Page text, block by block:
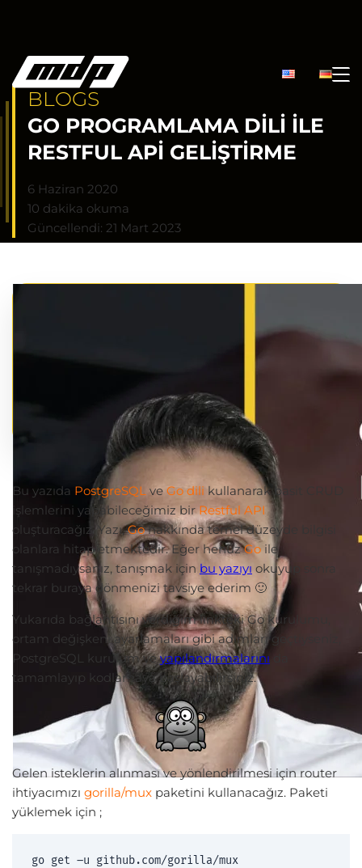
BLOGS
GO PROGRAMLAMA DILI ILE
RESTFUL API GELIŞTIRME
6 Haziran 2020
10 dakika okuma
Güncellendi: 21 Mart 2023
Bu yazıda PostgreSQL ve Go dili kullanarak basit CRUD
işlemlerini yapabileceğimiz birRestful API
oluşturacağız. Yazı,Gohakkında temel düzeyde bilgisi
olanlara hitap etmektedir. Eğer henüzGo ile
tanışmadıysanız, tanışmak için bu yazıyı okuyup sonra
tekrar buraya dönmenizi tavsiye ederim 🙂
Yukarıda bağlantısını verdiğim linkteki Go kurulumu,
ortam değişkeni ayarlamaları gibi adımları geçtiyseniz,
PostgreSQL kurulum veyapılandırmalarını
tamamlayıp kodlamaya başlayabilirsiniz.
Gelen isteklerin alınması ve yönlendirilmesi için router
ihtiyacımızı gorilla/mux paketini kullanacağız. Paketi
yüklemek için ;
go get –u github.com/gorilla/mux